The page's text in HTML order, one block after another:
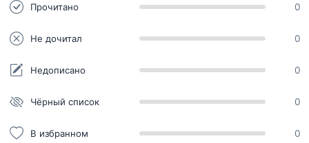
Прочитано 0
Не дочитал 0
Недописано 0
Чёрный список 0
В избранном 0